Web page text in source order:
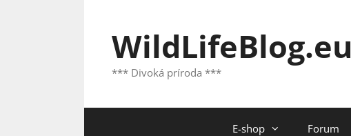
WildLifeBlog.eu
*** Divoká príroda ***
E-shop Forum